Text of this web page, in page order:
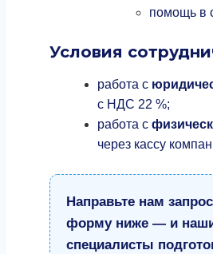
помощь в
Условия
работа с
с НДС 22 %;
работа с
через кассу
Направьте нам
форму ниже — и
специалисты